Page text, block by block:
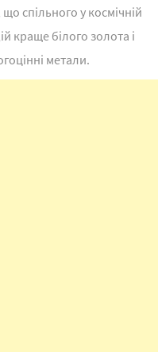
спільного у космічній
краще білого золота і
метали.